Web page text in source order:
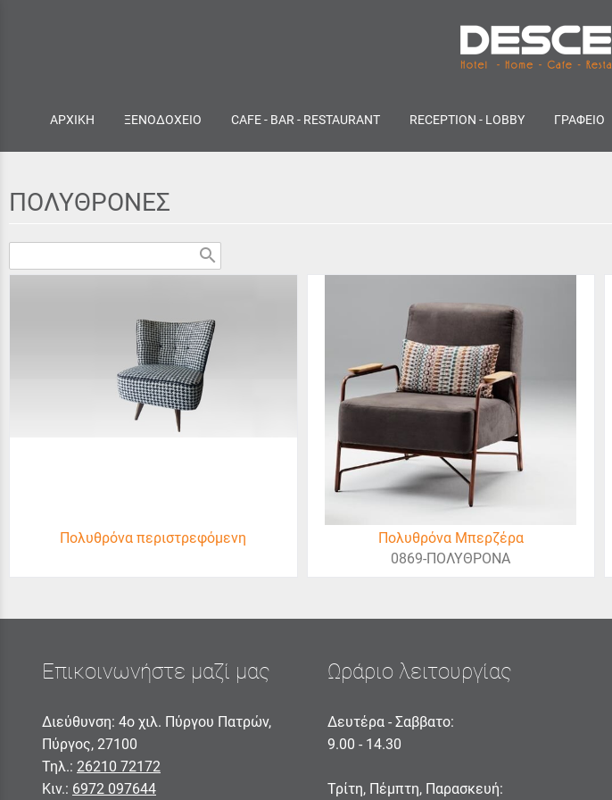
ΑΡΧΙΚΗ ΞΕΝΟΔΟΧΕΙΟ CAFE - BAR - RESTAURANT RECEPTION - LOBBY ΓΡΑΦΕΙΟ
ΠΟΛΥΘΡΟΝΕΣ
search
Πολυθρόνα περιστρεφόμενη
Πολυθρόνα Μπερζέρα
0869-ΠΟΛΥΘΡΟΝΑ
Επικοινωνήστε μαζί μας
Διεύθυνση: 4ο χιλ. Πύργου Πατρών,
Πύργος, 27100
Τηλ.: 26210 72172
Κιν.: 6972 097644
Ωράριο λειτουργίας
Δευτέρα - Σαββατο:
9.00 - 14.30
Τρίτη, Πέμπτη, Παρασκευή: